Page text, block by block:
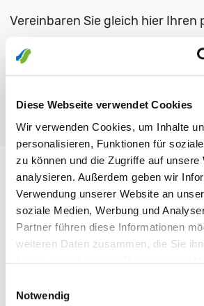
Diese Webseite verwendet Cookies
Wir verwenden Cookies, um Inhalte
personalisieren, Funktionen für
zu können und die Zugriffe auf unsere
analysieren. Außerdem geben wir
Verwendung unserer Website an
soziale Medien, Werbung und
Partner führen diese Informationen
weiteren Daten zusammen, die Sie
haben oder die sie im Rahmen Ihrer
Notwendig
Vereinbaren Sie gleich hier Ihren